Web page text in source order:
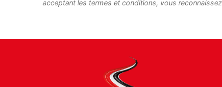
acceptant les termes et conditions, vous